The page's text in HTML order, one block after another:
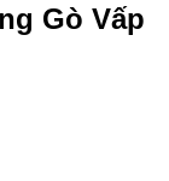
Gò Vấp